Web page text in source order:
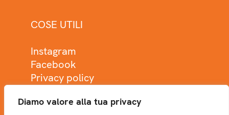
Diamo valore alla tua privacy
COSE UTILI
Instagram
Facebook
Privacy policy